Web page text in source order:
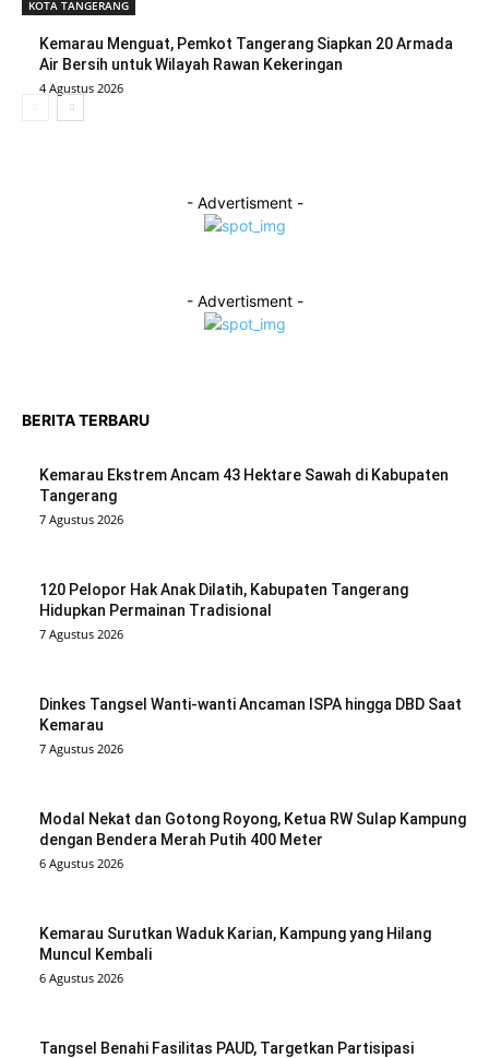
KOTA TANGERANG
Kemarau Menguat, Pemkot Tangerang Siapkan 20 Armada
Air Bersih untuk Wilayah Rawan Kekeringan
4 Agustus 2026
- Advertisment -
- Advertisment -
BERITA TERBARU
Kemarau Ekstrem Ancam 43 Hektare Sawah di Kabupaten
Tangerang
7 Agustus 2026
120 Pelopor Hak Anak Dilatih, Kabupaten Tangerang
Hidupkan Permainan Tradisional
7 Agustus 2026
Dinkes Tangsel Wanti-wanti Ancaman ISPA hingga DBD Saat
Kemarau
7 Agustus 2026
Modal Nekat dan Gotong Royong, Ketua RW Sulap Kampung
dengan Bendera Merah Putih 400 Meter
6 Agustus 2026
Kemarau Surutkan Waduk Karian, Kampung yang Hilang
Muncul Kembali
6 Agustus 2026
Tangsel Benahi Fasilitas PAUD, Targetkan Partisipasi